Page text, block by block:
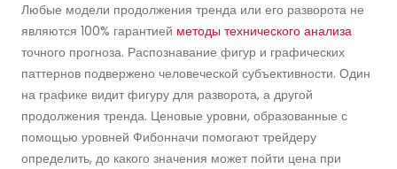
Любые модели продолжения тренда или его разворота не
являются 100% гарантией методы технического анализа
точного прогноза. Распознавание фигур и графических
паттернов подвержено человеческой субъективности. Один
на графике видит фигуру для разворота, а другой
продолжения тренда. Ценовые уровни, образованные с
помощью уровней Фибонначи помогают трейдеру
определить, до какого значения может пойти цена при